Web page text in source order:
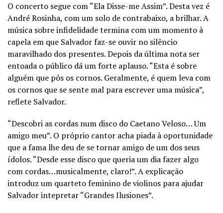
O concerto segue com “Ela Disse-me Assim”. Desta vez é
André Rosinha, com um solo de contrabaixo, a brilhar. A
música sobre infidelidade termina com um momento à
capela em que Salvador faz-se ouvir no silêncio
maravilhado dos presentes. Depois da última nota ser
entoada o público dá um forte aplauso. “Esta é sobre
alguém que pôs os cornos. Geralmente, é quem leva com
os cornos que se sente mal para escrever uma música”,
reflete Salvador.
“Descobri as cordas num disco do Caetano Veloso… Um
amigo meu”. O próprio cantor acha piada à oportunidade
que a fama lhe deu de se tornar amigo de um dos seus
ídolos. “Desde esse disco que queria um dia fazer algo
com cordas…musicalmente, claro!”. A explicação
introduz um quarteto feminino de violinos para ajudar
Salvador intepretar “Grandes Ilusiones”.